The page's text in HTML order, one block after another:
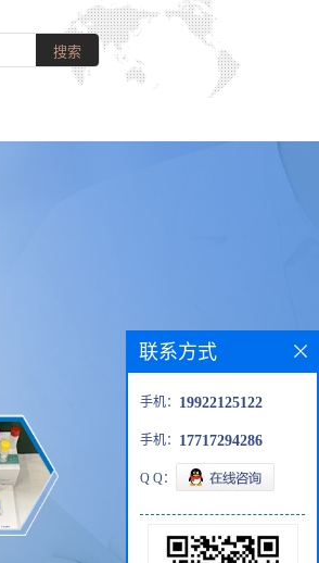
联系方式
手机： 19922125122
手机： 17717294286
Q Q：